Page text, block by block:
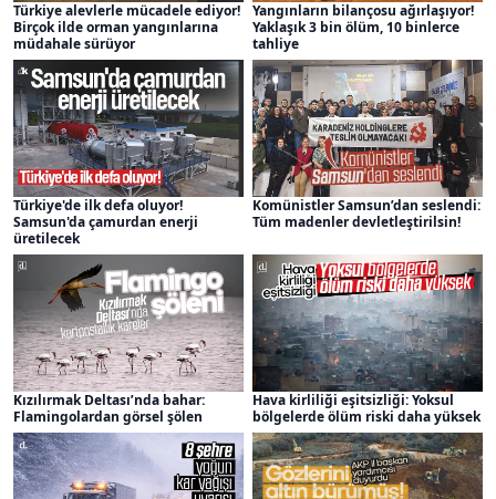
Türkiye alevlerle mücadele ediyor!
Birçok ilde orman yangınlarına
müdahale sürüyor
Yangınların bilançosu ağırlaşıyor!
Yaklaşık 3 bin ölüm, 10 binlerce
tahliye
Türkiye'de ilk defa oluyor!
Samsun'da çamurdan enerji
üretilecek
Komünistler Samsun’dan seslendi:
Tüm madenler devletleştirilsin!
Kızılırmak Deltası’nda bahar:
Flamingolardan görsel şölen
Hava kirliliği eşitsizliği: Yoksul
bölgelerde ölüm riski daha yüksek